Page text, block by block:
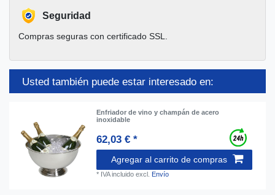
Seguridad
Compras seguras con certificado SSL.
Usted también puede estar interesado en:
Enfriador de vino y champán de acero
inoxidable
62,03 € *
Agregar al carrito de compras
* IVA incluido excl. Envío